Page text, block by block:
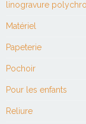
linogravure
Matériel
Papeterie
Pochoir
Pour les enfants
Reliure